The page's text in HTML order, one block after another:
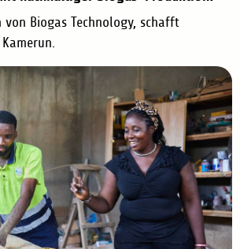
von Biogas Technology, schafft